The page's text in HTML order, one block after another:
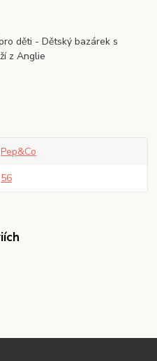
děti - Dětský bazárek s
z Anglie
Pep&Co
56